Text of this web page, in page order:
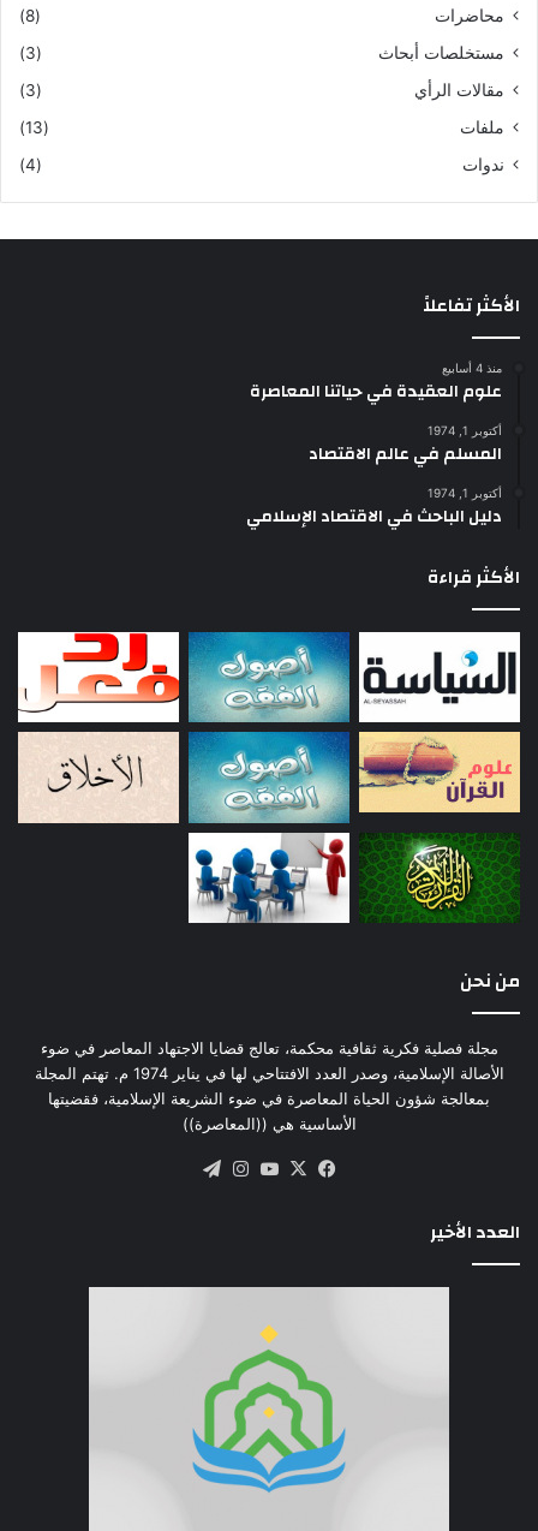
محاضرات
(8)
مستخلصات أبحاث
(3)
مقالات الرأي
(3)
ملفات
(13)
ندوات
(4)
الأكثر تفاعلاً
منذ 4 أسابيع
علوم العقيدة في حياتنا المعاصرة
أكتوبر 1, 1974
المسلم في عالم الاقتصاد
أكتوبر 1, 1974
دليل الباحث في الاقتصاد الإسلامي
الأكثر قراءة
من نحن
مجلة فصلية فكرية ثقافية محكمة، تعالج قضايا الاجتهاد المعاصر في ضوء
الأصالة الإسلامية، وصدر العدد الافتتاحي لها في يناير 1974 م. تهتم المجلة
بمعالجة شؤون الحياة المعاصرة في ضوء الشريعة الإسلامية، فقضيتها
الأساسية هي ((المعاصرة))
فيسبوك
‫X
‫YouTube
انستقرام
العدد الأخير